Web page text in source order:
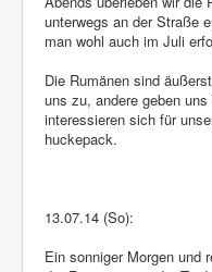
unterwegs an der Straße
man wohl auch im Juli
Die Rumänen sind
uns zu, andere geben
interessieren sich für
huckepack.
13.07.14 (So):
Ein sonniger Morgen und